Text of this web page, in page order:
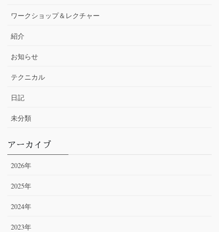
ワークショップ＆レクチャー
紹介
お知らせ
テクニカル
日記
未分類
アーカイブ
2026年
2025年
2024年
2023年